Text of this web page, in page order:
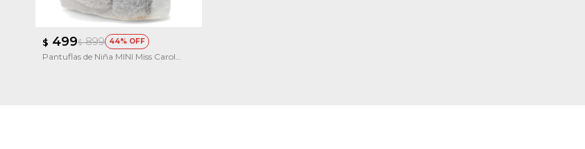
$ 499$ 899 44
Pantuflas de Niña MINI Miss Carol